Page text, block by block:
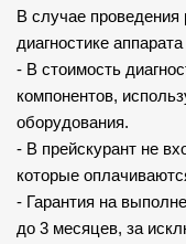
В случае проведения
диагностике
- В стоимость
компонентов,
оборудования.
- В прейскурант не
которые
- Гарантия на
до 3 месяцев, за